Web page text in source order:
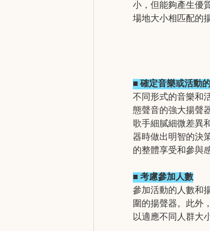
小，但能夠產生優
場地大小相匹配的
■ 確定音樂或活動
不同形式的音樂和
態聲音的強大揚聲
歌手細膩細微差異
器時做出明智的決
的整體享受和參與感
■ 考慮參加人數
參加活動的人數和
圍的揚聲器。此外
以適應不同人群大